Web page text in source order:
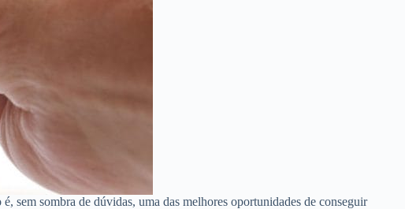
sem sombra de dúvidas, uma das melhores oportunidades de conseguir